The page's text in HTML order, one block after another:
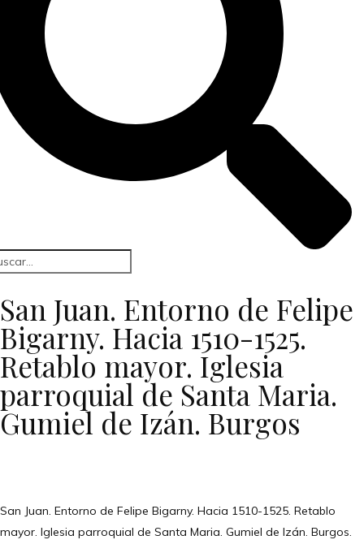
San Juan. Entorno de Felipe
Bigarny. Hacia 1510-1525.
Retablo mayor. Iglesia
parroquial de Santa Maria.
Gumiel de Izán. Burgos
San Juan. Entorno de Felipe Bigarny. Hacia 1510-1525. Retablo
mayor. Iglesia parroquial de Santa Maria. Gumiel de Izán. Burgos.